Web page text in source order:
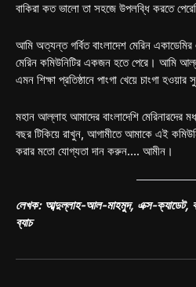
বাকিরা কত ভালো তা সহজে উপলব্ধি করতে
আমি অত্যন্ত গর্বিত বাংলাদেশ মেরিন
মেরিন কমিউনিটির একজন হতে পেরে। আমি
এমন শিক্ষা প্রতিষ্ঠানে পাংগা খেয়ে চাংগা
মহান আল্লাহ আমাদের বাংলাদেশি
বছর টিকিয়ে রাখুন, আগামীতে আমাকে এই
করার মতো যোগ্যতা দান করুন…. আমীন।
লেখক: আব্দুল্লাহ-আল-মাহমুদ, এক্স-ক্যাডেট,
ব্যাচ